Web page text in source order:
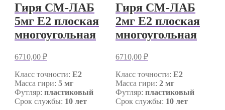
Гиря СМ-ЛАБ
5мг E2 плоская
многоугольная
6710,00 ₽
Класс точности: E2
Масса гири: 5 мг
Футляр: пластиковый
Срок службы: 10 лет
Гиря СМ-ЛАБ
2мг E2 плоская
многоугольная
6710,00 ₽
Класс точности: E2
Масса гири: 2 мг
Футляр: пластиковый
Срок службы: 10 лет